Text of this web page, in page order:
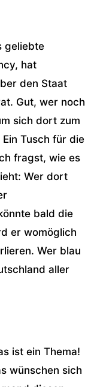
geliebte
hat
den Staat
Gut, wer noch
sich dort zum
Tusch für die
fragst, wie es
Wer dort
bald die
er womöglich
Wer blau
aller
ist ein Thema!
wünschen sich